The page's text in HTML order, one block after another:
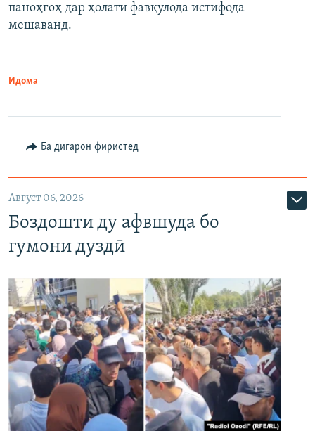
паноҳгоҳ дар ҳолати фавқулода истифода
мешаванд.
Идома
Ба дигарон фиристед
Август 06, 2026
Боздошти ду афвшуда бо
гумони дуздӣ